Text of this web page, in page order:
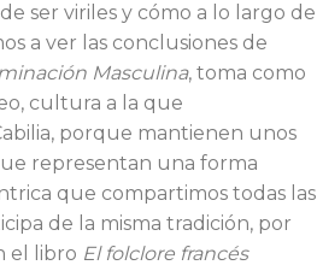
ser viriles y cómo a lo largo de
a ver las conclu­siones de
Mascu­lina, toma como
cultura a la que
porque man­tienen unos
representan una forma
que com­partimos todas las
de la misma tradición, por
el li­bro El folclore francés